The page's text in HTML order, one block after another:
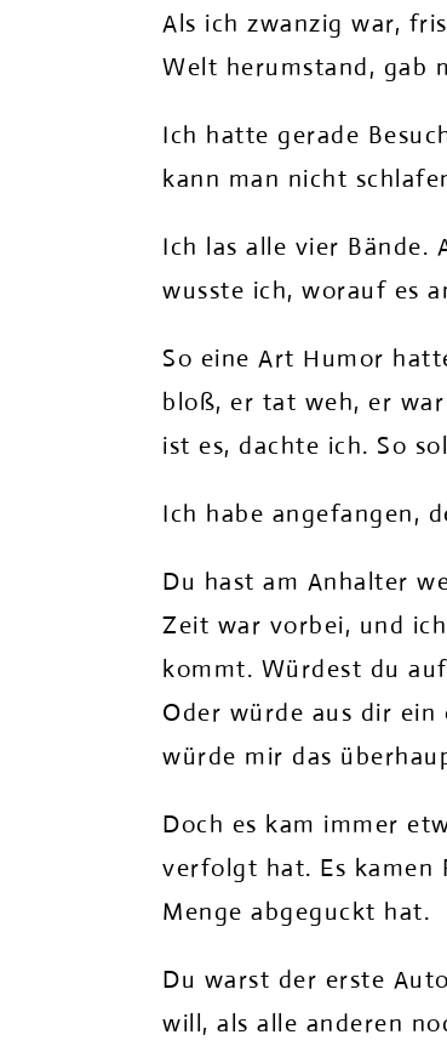
Als ich zwanzig war,
Welt herumstand, gab
Ich hatte gerade
kann man nicht
Ich las alle vier Bände.
wusste ich, worauf es
So eine Art Humor
bloß, er tat weh, er
ist es, dachte ich. So
Ich habe angefangen,
Du hast am Anhalter
Zeit war vorbei, und
kommt. Würdest du
Oder würde aus dir
würde mir das
Doch es kam immer
verfolgt hat. Es kamen
Menge abgeguckt hat.
Du warst der erste
will, als alle anderen